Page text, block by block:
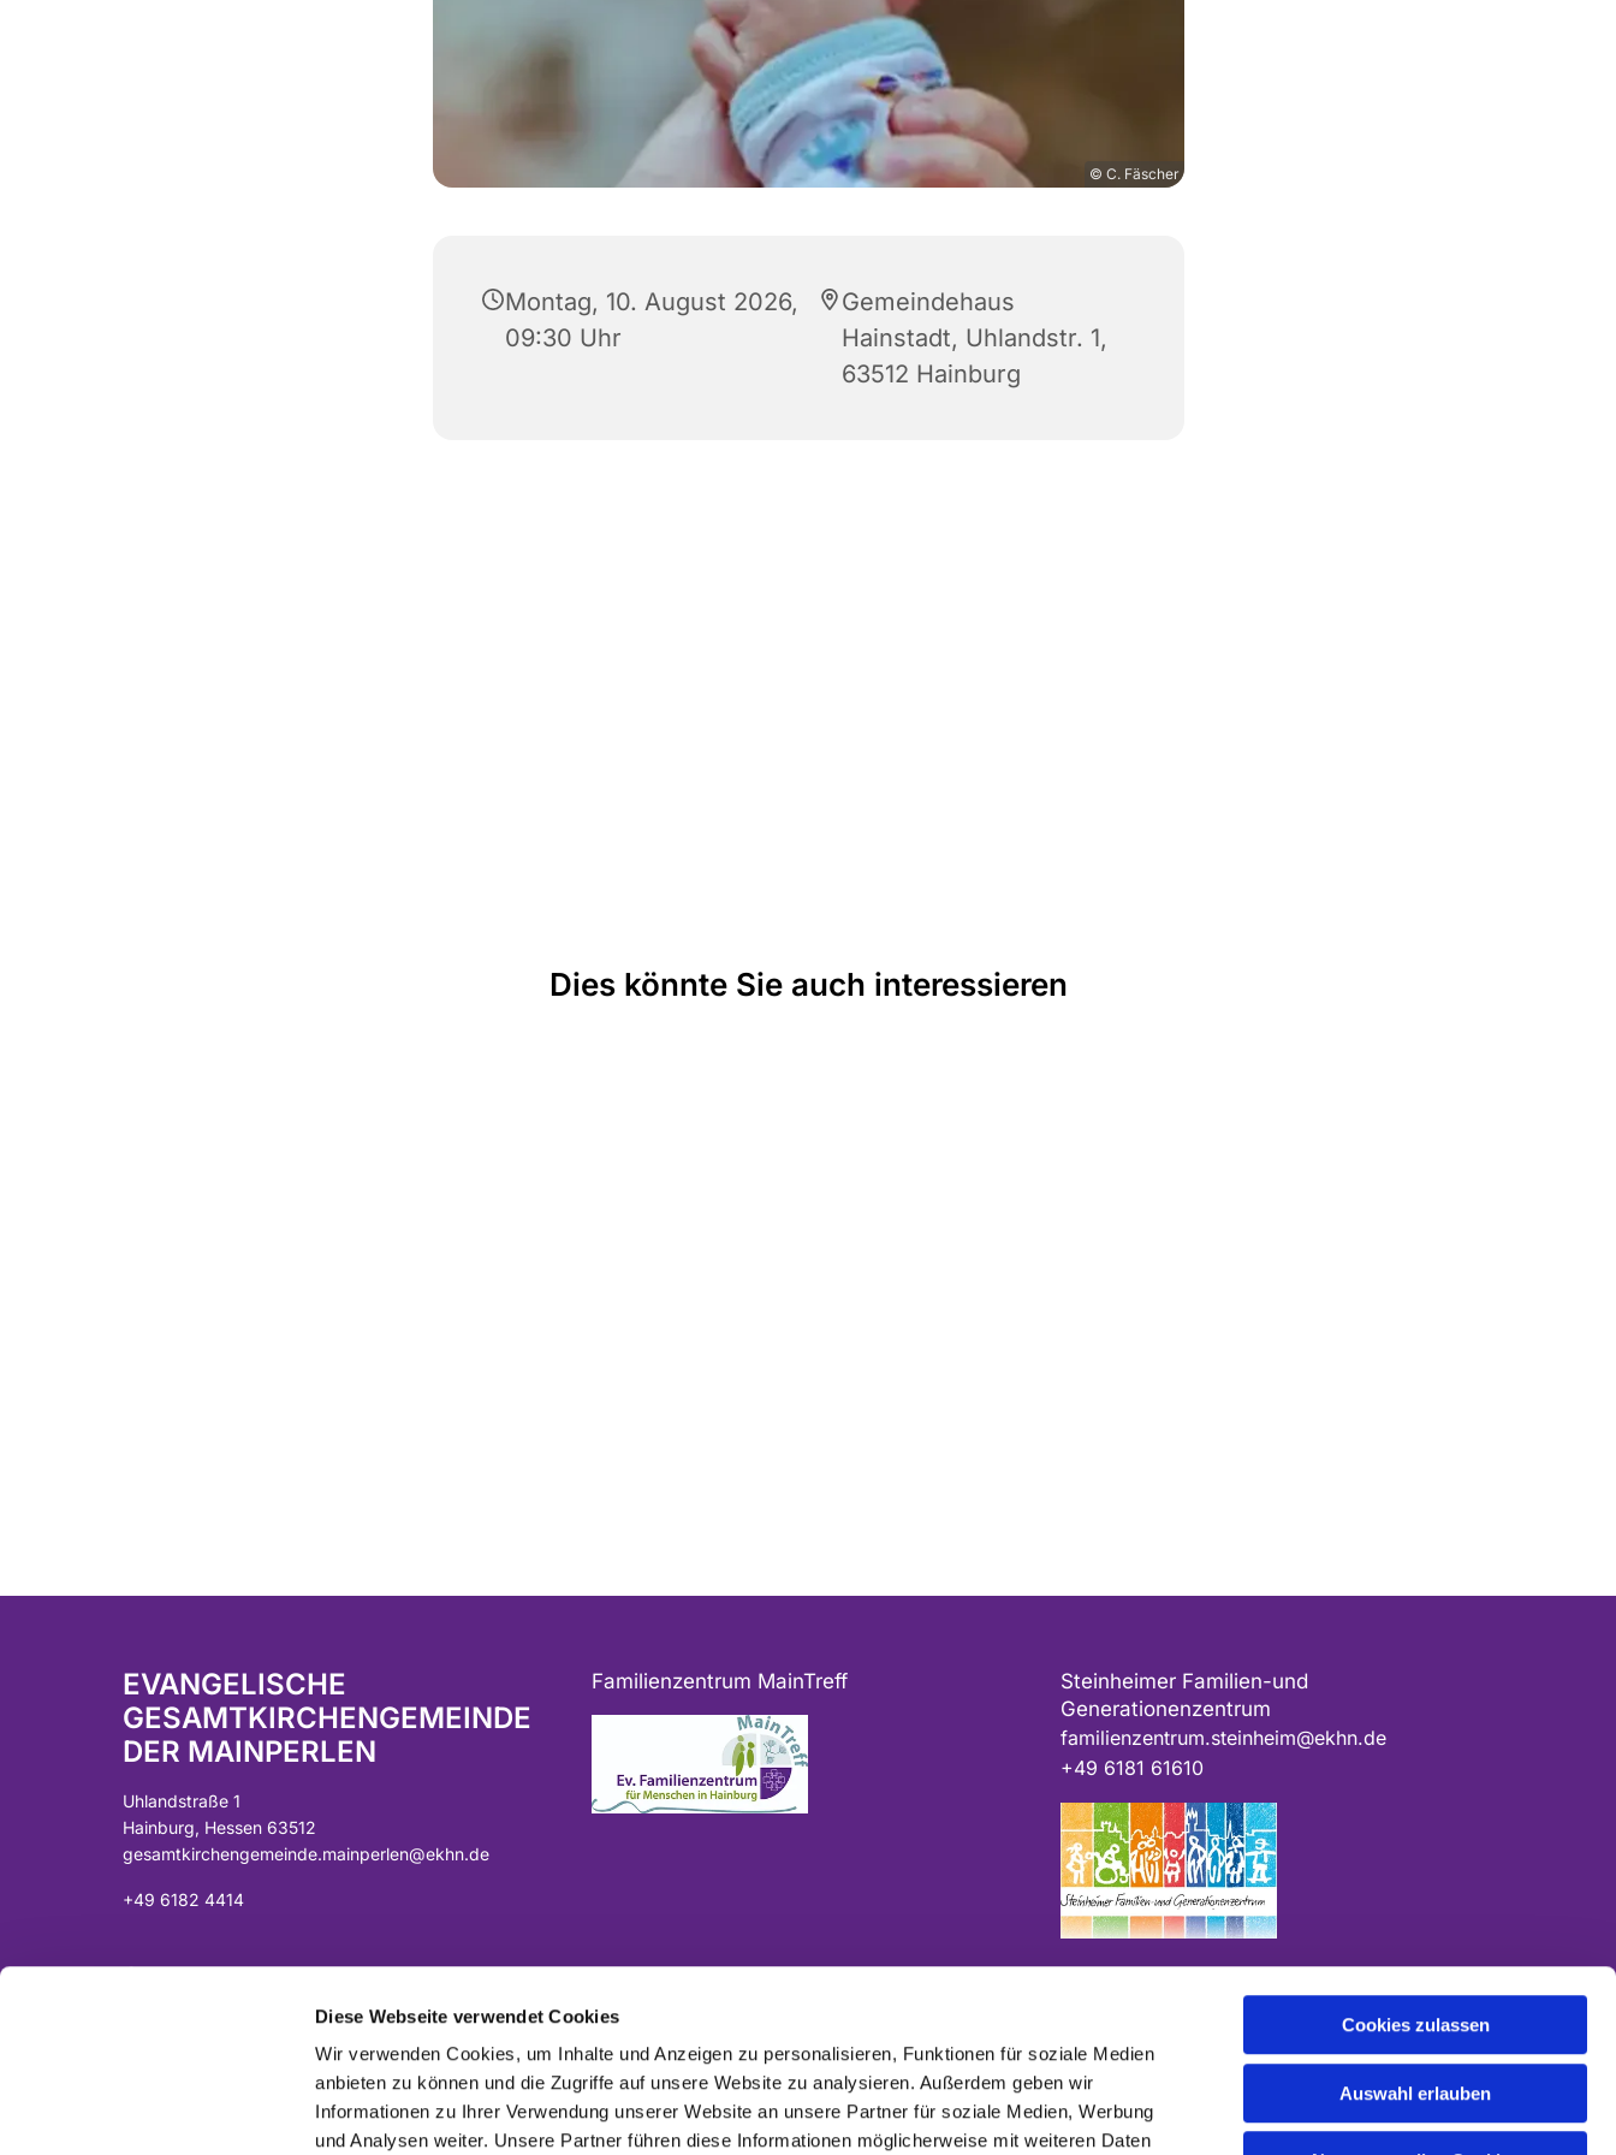
Diese Webseite verwendet Cookies
Wir verwenden Cookies, um Inhalte und Anzeigen zu personalisieren, Funktionen für soziale Medien
anbieten zu können und die Zugriffe auf unsere Website zu analysieren. Außerdem geben wir
Informationen zu Ihrer Verwendung unserer Website an unsere Partner für soziale Medien, Werbung
und Analysen weiter. Unsere Partner führen diese Informationen möglicherweise mit weiteren Daten
Cookies zulassen
Auswahl erlauben
© C. Fäscher
Montag, 10. August 2026,
09:30 Uhr
Gemeindehaus
Hainstadt, Uhlandstr. 1,
63512 Hainburg
Dies könnte Sie auch interessieren
EVANGELISCHE
GESAMTKIRCHENGEMEINDE
DER MAINPERLEN
Uhlandstraße 1
Hainburg, Hessen 63512
gesamtkirchengemeinde.mainperlen@ekhn.de
+49 6182 4414
Spendenkonto:
DE07 5065 2124 0001 0040 43
Sparkasse Langen-Seligenstadt
Familienzentrum MainTreff
ggf. das Projekt und/oder die Kirchengemeinde an.
Steinheimer Familien-und
Generationenzentrum
familienzentrum.steinheim@ekhn.de
+49 6181 61610